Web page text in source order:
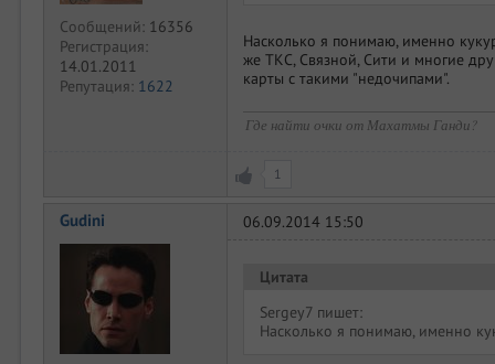
Сообщений: 16356
Регистрация:
14.01.2011
Репутация: 1622
Насколько я понимаю, именно
же ТКС, Связной, Сити и многие
карты с такими "недочипами".
Где найти очки от Махатмы Ганди?
1
Gudini 06.09.2014 15:50
Цитата
Sergey7 пишет:
Насколько я понимаю, именно